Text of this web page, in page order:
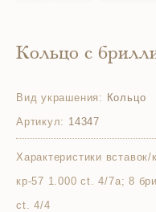
Кольцо с
Вид украшения: Кольцо
Артикул: 14347
Характеристики вставок/
кр-57 1.000 ct. 4/7а; 8
ct. 4/4